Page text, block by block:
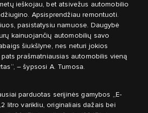
ieškojau, bet atsivežus automobilio
Apsisprendžiau remontuoti.
pasistatysiu namuose. Daugybė
kainuojančių automobilių savo
šiukšlyne, nes neturi jokios
prašmatniausias automobilis vieną
– šypsosi A. Tumosa.
parduotas serijinės gamybos „E-
litro varikliu, originaliais dažais bei